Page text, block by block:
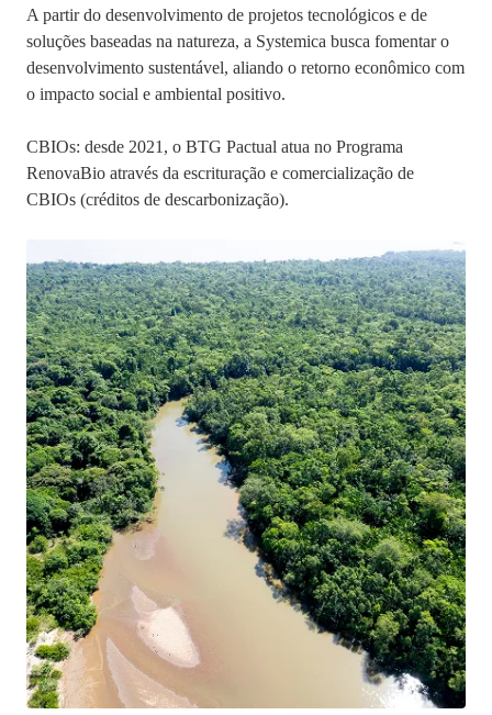
A partir do desenvolvimento de projetos tecnológicos e de
soluções baseadas na natureza, a Systemica busca fomentar o
desenvolvimento sustentável, aliando o retorno econômico com
o impacto social e ambiental positivo.
CBIOs: desde 2021, o BTG Pactual atua no Programa
RenovaBio através da escrituração e comercialização de
CBIOs (créditos de descarbonização).